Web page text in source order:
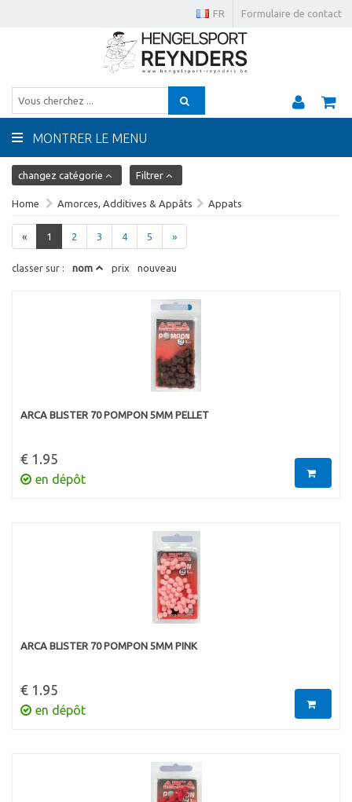
Formulaire de contact
FR
MONTRER LE MENU
changez catégorie Filtrer
Home Amorces, Additives & Appâts Appats
« 1 2 3 4 5 »
classer sur : nom prix nouveau
ARCA BLISTER 70 POMPON 5MM PELLET
€ 1.95
en dépôt
ARCA BLISTER 70 POMPON 5MM PINK
€ 1.95
en dépôt